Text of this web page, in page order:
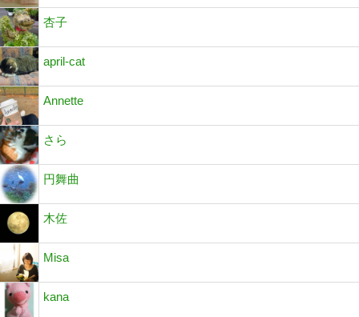
杏子
april-cat
Annette
さら
円舞曲
木佐
Misa
kana